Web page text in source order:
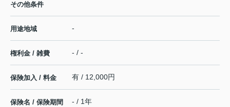
その他条件
用途地域 -
権利金 / 雑費 - / -
保険加入 / 料金 有 / 12,000円
保険名 / 保険期間 - / 1年